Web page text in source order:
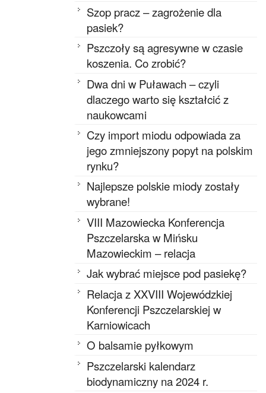
Szop pracz – zagrożenie dla
pasiek?
Pszczoły są agresywne w czasie
koszenia. Co zrobić?
Dwa dni w Puławach – czyli
dlaczego warto się kształcić z
naukowcami
Czy import miodu odpowiada za
jego zmniejszony popyt na polskim
rynku?
Najlepsze polskie miody zostały
wybrane!
VIII Mazowiecka Konferencja
Pszczelarska w Mińsku
Mazowieckim – relacja
Jak wybrać miejsce pod pasiekę?
Relacja z XXVIII Wojewódzkiej
Konferencji Pszczelarskiej w
Karniowicach
O balsamie pyłkowym
Pszczelarski kalendarz
biodynamiczny na 2024 r.